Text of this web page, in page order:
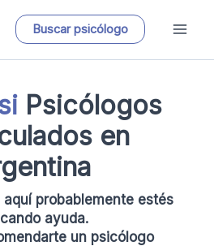
Buscar psicólogo
Psicólogos
en
probablemente estés
ayuda.
un psicólogo